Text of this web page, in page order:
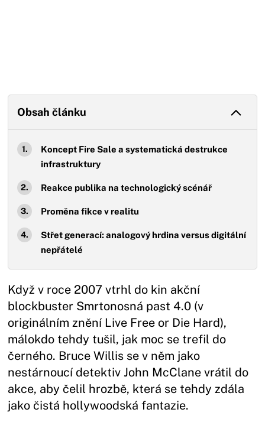
Obsah článku
Koncept Fire Sale a systematická destrukce
infrastruktury
Reakce publika na technologický scénář
Proměna fikce v realitu
Střet generací: analogový hrdina versus digitální
nepřátelé
Když v roce 2007 vtrhl do kin akční
blockbuster Smrtonosná past 4.0 (v
originálním znění Live Free or Die Hard),
málokdo tehdy tušil, jak moc se trefil do
černého. Bruce Willis se v něm jako
nestárnoucí detektiv John McClane vrátil do
akce, aby čelil hrozbě, která se tehdy zdála
jako čistá hollywoodská fantazie.